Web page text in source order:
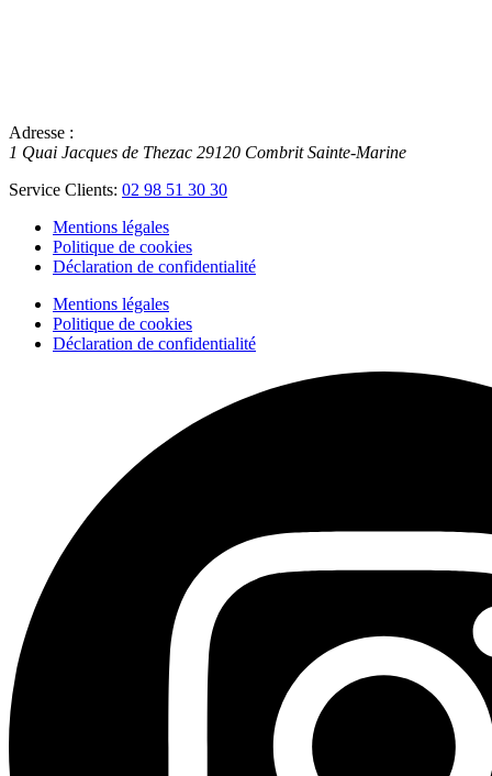
Adresse :
1 Quai Jacques de Thezac 29120 Combrit Sainte-Marine
Service Clients: 02 98 51 30 30
Mentions légales
Politique de cookies
Déclaration de confidentialité
Mentions légales
Politique de cookies
Déclaration de confidentialité